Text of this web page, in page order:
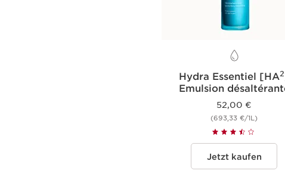
Hydra Essentiel [HA2
Emulsion
52,00 €
(693,33 €/1L)
Jetzt kaufen